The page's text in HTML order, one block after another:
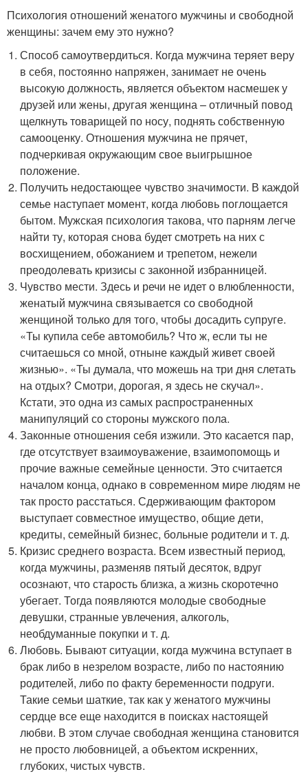
Психология отношений женатого мужчины и свободной
женщины: зачем ему это нужно?
Способ самоутвердиться. Когда мужчина теряет веру
в себя, постоянно напряжен, занимает не очень
высокую должность, является объектом насмешек у
друзей или жены, другая женщина – отличный повод
щелкнуть товарищей по носу, поднять собственную
самооценку. Отношения мужчина не прячет,
подчеркивая окружающим свое выигрышное
положение.
Получить недостающее чувство значимости. В каждой
семье наступает момент, когда любовь поглощается
бытом. Мужская психология такова, что парням легче
найти ту, которая снова будет смотреть на них с
восхищением, обожанием и трепетом, нежели
преодолевать кризисы с законной избранницей.
Чувство мести. Здесь и речи не идет о влюбленности,
женатый мужчина связывается со свободной
женщиной только для того, чтобы досадить супруге.
«Ты купила себе автомобиль? Что ж, если ты не
считаешься со мной, отныне каждый живет своей
жизнью». «Ты думала, что можешь на три дня слетать
на отдых? Смотри, дорогая, я здесь не скучал».
Кстати, это одна из самых распространенных
манипуляций со стороны мужского пола.
Законные отношения себя изжили. Это касается пар,
где отсутствует взаимоуважение, взаимопомощь и
прочие важные семейные ценности. Это считается
началом конца, однако в современном мире людям не
так просто расстаться. Сдерживающим фактором
выступает совместное имущество, общие дети,
кредиты, семейный бизнес, больные родители и т. д.
Кризис среднего возраста. Всем известный период,
когда мужчины, разменяв пятый десяток, вдруг
осознают, что старость близка, а жизнь скоротечно
убегает. Тогда появляются молодые свободные
девушки, странные увлечения, алкоголь,
необдуманные покупки и т. д.
Любовь. Бывают ситуации, когда мужчина вступает в
брак либо в незрелом возрасте, либо по настоянию
родителей, либо по факту беременности подруги.
Такие семьи шаткие, так как у женатого мужчины
сердце все еще находится в поисках настоящей
любви. В этом случае свободная женщина становится
не просто любовницей, а объектом искренних,
глубоких, чистых чувств.